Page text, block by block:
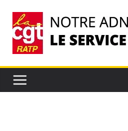
contenu